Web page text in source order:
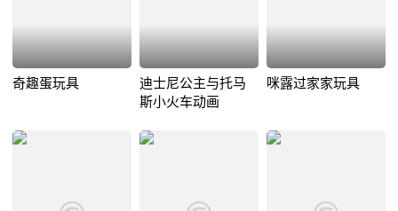
奇趣蛋玩具
迪士尼公主与托马
斯小火车动画
咪露过家家玩具